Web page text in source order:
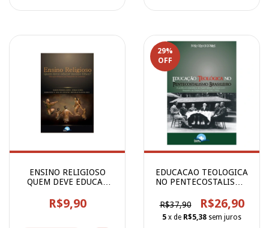
ENSINO RELIGIOSO
QUEM DEVE EDUCAR
R$9,90
29%
OFF
EDUCACAO TEOLOGICA
NO PENTECOSTALISMO
R$37,90
R$26,90
5 x de R$5,38 sem juros